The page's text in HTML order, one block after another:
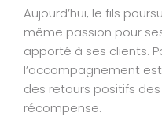
Aujourd’hui, le fils
même passion pour
apporté à ses clients.
l’accompagnement
des retours positifs
récompense.